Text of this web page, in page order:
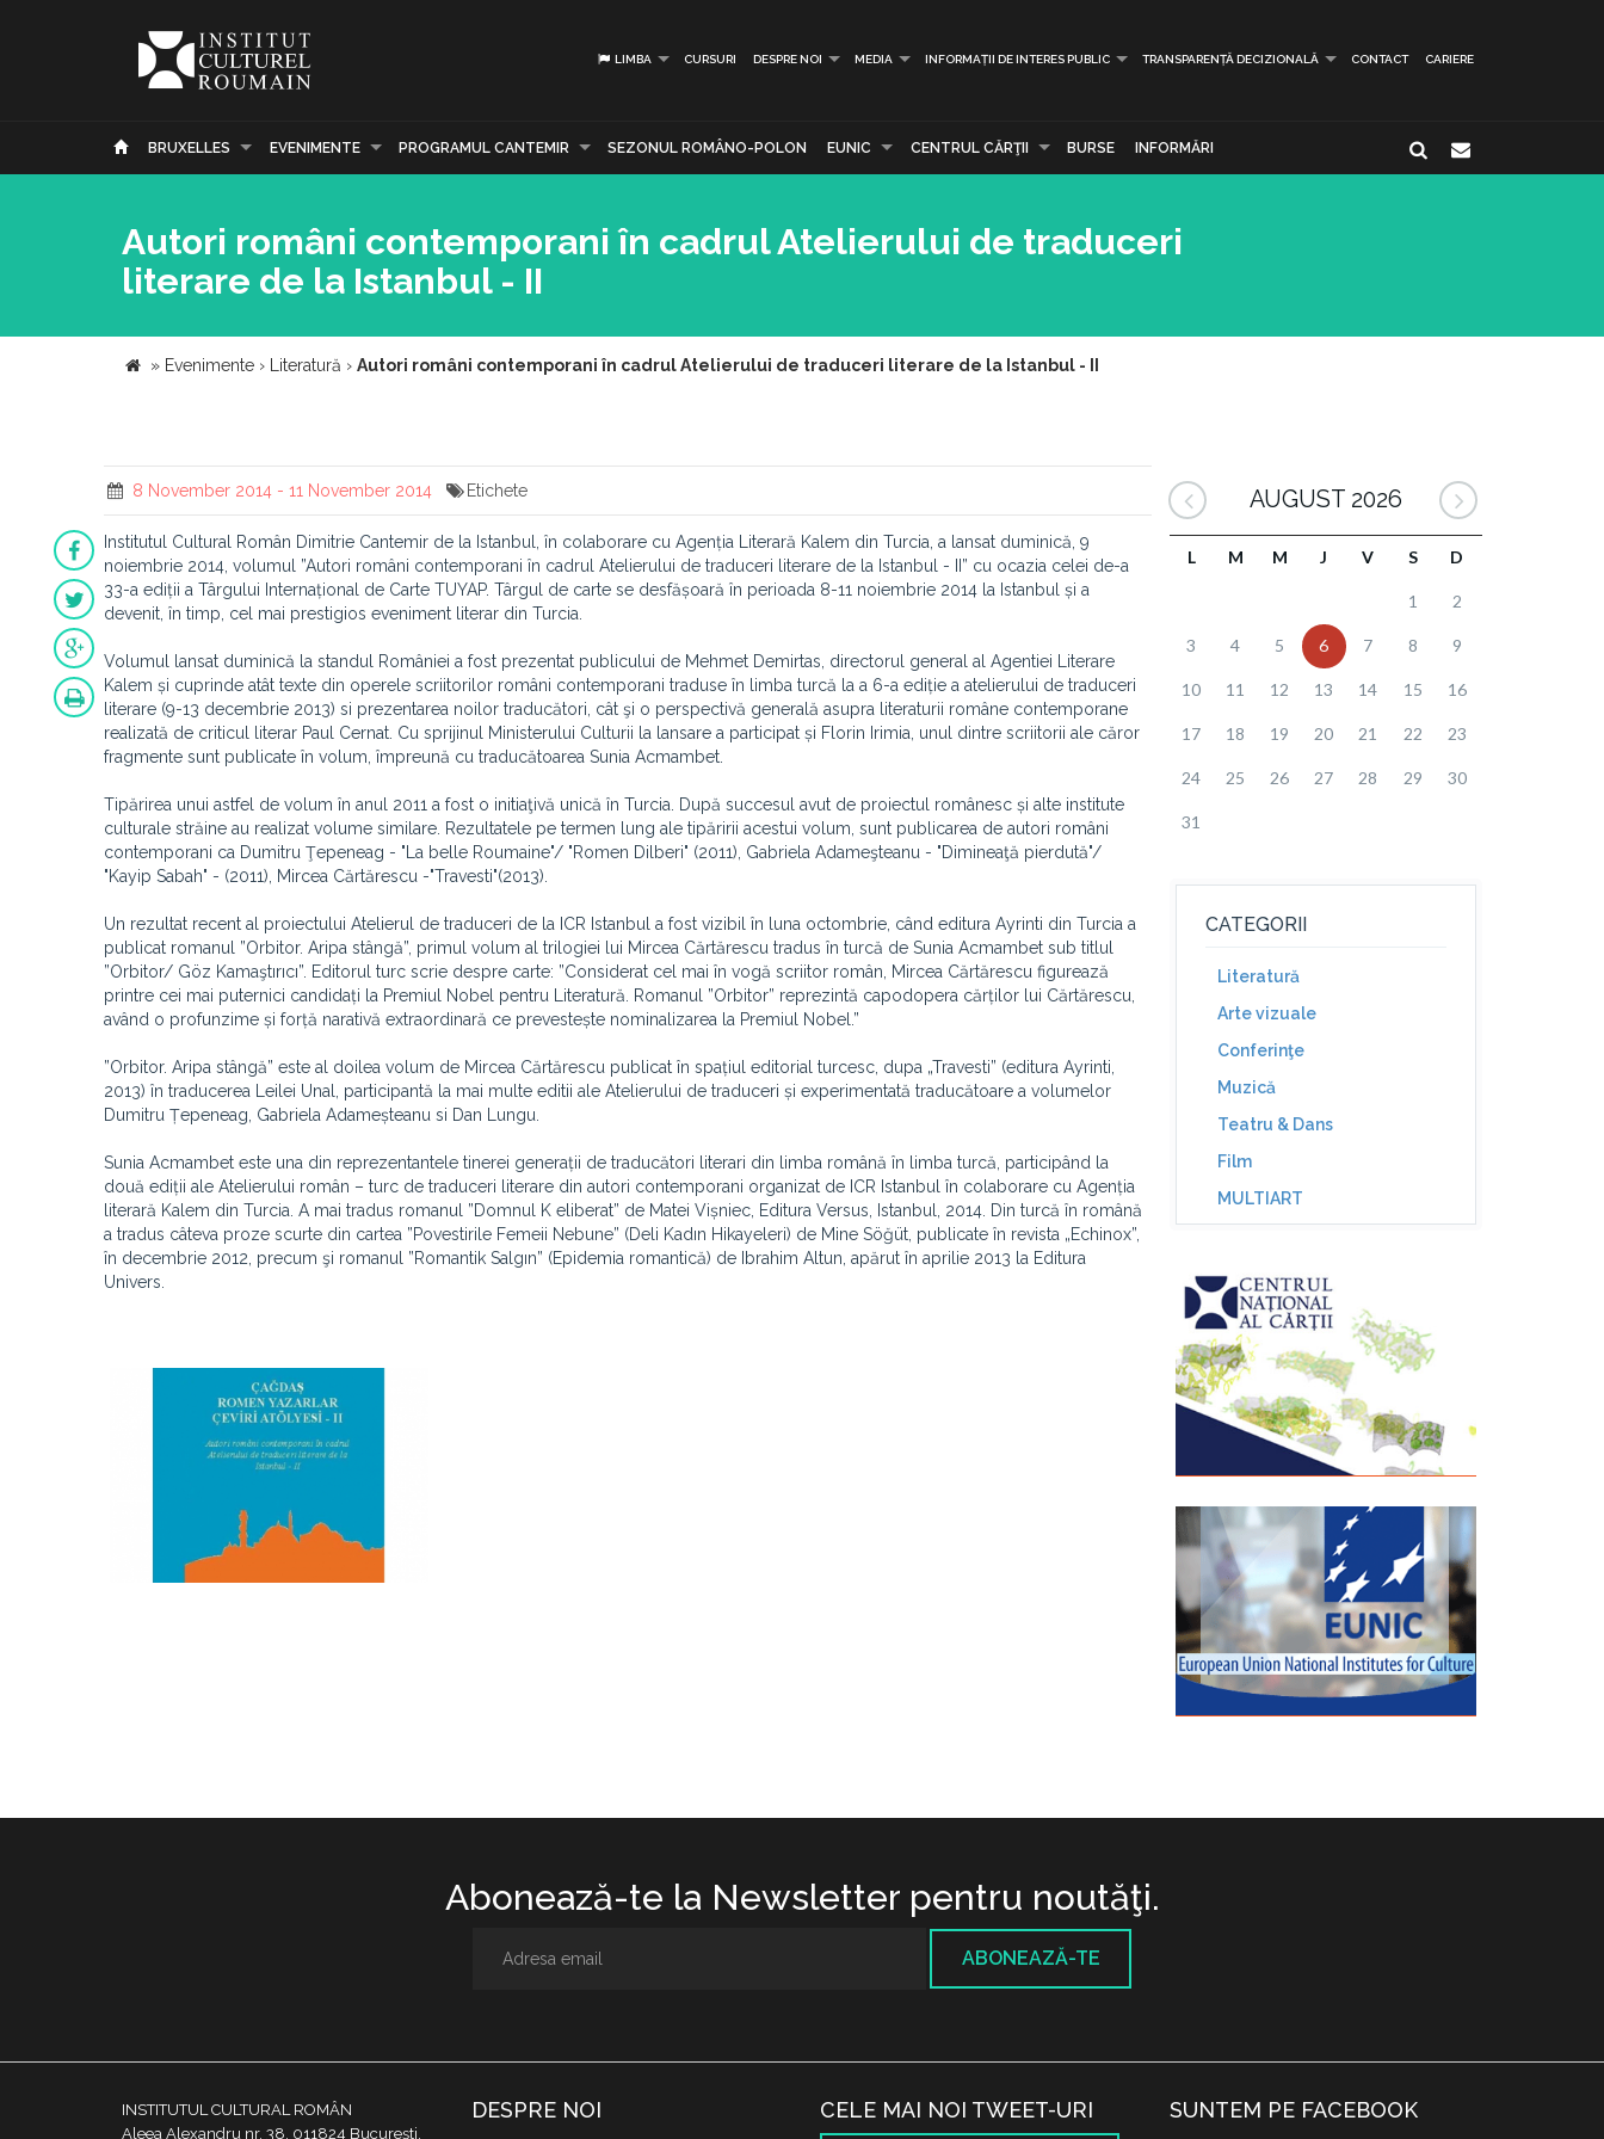
LIMBA CURSURI DESPRE NOI MEDIA INFORMAȚII DE INTERES PUBLIC TRANSPARENȚĂ DECIZIONALĂ CONTACT CARIERE
BRUXELLES EVENIMENTE PROGRAMUL CANTEMIR SEZONUL ROMÂNO-POLON EUNIC CENTRUL CĂRŢII BURSE INFORMĂRI
Autori români contemporani în cadrul Atelierului de traduceri
literare de la Istanbul - II
» Evenimente › Literatură › Autori români contemporani în cadrul Atelierului de traduceri literare de la Istanbul - II
8 November 2014 - 11 November 2014 Etichete
Institutul Cultural Român Dimitrie Cantemir de la Istanbul, în colaborare cu Agenția Literară Kalem din Turcia, a lansat duminică, 9
noiembrie 2014, volumul ”Autori români contemporani în cadrul Atelierului de traduceri literare de la Istanbul - II” cu ocazia celei de-a
33-a ediții a Târgului Internațional de Carte TUYAP. Târgul de carte se desfășoară în perioada 8-11 noiembrie 2014 la Istanbul și a
devenit, în timp, cel mai prestigios eveniment literar din Turcia.
Volumul lansat duminică la standul României a fost prezentat publicului de Mehmet Demirtas, directorul general al Agentiei Literare
Kalem și cuprinde atât texte din operele scriitorilor români contemporani traduse în limba turcă la a 6-a ediție a atelierului de traduceri
literare (9-13 decembrie 2013) si prezentarea noilor traducători, cât şi o perspectivă generală asupra literaturii române contemporane
realizată de criticul literar Paul Cernat. Cu sprijinul Ministerului Culturii la lansare a participat și Florin Irimia, unul dintre scriitorii ale căror
fragmente sunt publicate în volum, împreună cu traducătoarea Sunia Acmambet.
Tipărirea unui astfel de volum în anul 2011 a fost o initiaţivă unică în Turcia. După succesul avut de proiectul românesc și alte institute
culturale străine au realizat volume similare. Rezultatele pe termen lung ale tipăririi acestui volum, sunt publicarea de autori români
contemporani ca Dumitru Ţepeneag - "La belle Roumaine"/ "Romen Dilberi" (2011), Gabriela Adameşteanu - "Dimineaţă pierdută"/
"Kayip Sabah" - (2011), Mircea Cărtărescu -"Travesti"(2013).
Un rezultat recent al proiectului Atelierul de traduceri de la ICR Istanbul a fost vizibil în luna octombrie, când editura Ayrinti din Turcia a
publicat romanul ”Orbitor. Aripa stângă”, primul volum al trilogiei lui Mircea Cărtărescu tradus în turcă de Sunia Acmambet sub titlul
”Orbitor/ Göz Kamaştırıcı”. Editorul turc scrie despre carte: ”Considerat cel mai în vogă scriitor român, Mircea Cărtărescu figurează
printre cei mai puternici candidați la Premiul Nobel pentru Literatură. Romanul ”Orbitor” reprezintă capodopera cărților lui Cărtărescu,
având o profunzime și forță narativă extraordinară ce prevestește nominalizarea la Premiul Nobel.”
”Orbitor. Aripa stângă” este al doilea volum de Mircea Cărtărescu publicat în spațiul editorial turcesc, dupa „Travesti” (editura Ayrinti,
2013) în traducerea Leilei Unal, participantă la mai multe editii ale Atelierului de traduceri și experimentată traducătoare a volumelor
Dumitru Țepeneag, Gabriela Adameșteanu si Dan Lungu.
Sunia Acmambet este una din reprezentantele tinerei generații de traducători literari din limba română în limba turcă, participând la
două ediții ale Atelierului român – turc de traduceri literare din autori contemporani organizat de ICR Istanbul în colaborare cu Agenția
literară Kalem din Turcia. A mai tradus romanul ”Domnul K eliberat” de Matei Vișniec, Editura Versus, Istanbul, 2014. Din turcă în română
a tradus câteva proze scurte din cartea ”Povestirile Femeii Nebune” (Deli Kadın Hikayeleri) de Mine Söğüt, publicate în revista „Echinox”,
în decembrie 2012, precum şi romanul ”Romantik Salgın” (Epidemia romantică) de Ibrahim Altun, apărut în aprilie 2013 la Editura
Univers.
AUGUST 2026
L M M J V S D
1 2
3 4 5 6 7 8 9
10 11 12 13 14 15 16
17 18 19 20 21 22 23
24 25 26 27 28 29 30
31
CATEGORII
Literatură
Arte vizuale
Conferinţe
Muzică
Teatru & Dans
Film
MULTIART
Abonează-te la Newsletter pentru noutăţi.
ABONEAZĂ-TE
INSTITUTUL CULTURAL ROMÂN
Aleea Alexandru nr. 38, 011824 București,
DESPRE NOI CELE MAI NOI TWEET-URI SUNTEM PE FACEBOOK